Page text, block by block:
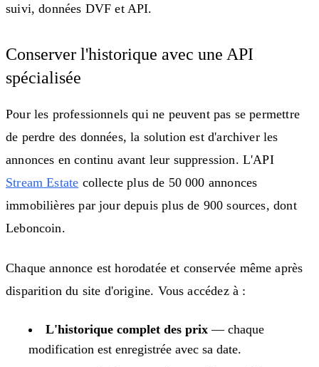
suivi, données DVF et API.
Conserver l'historique avec une API
spécialisée
Pour les professionnels qui ne peuvent pas se permettre
de perdre des données, la solution est d'archiver les
annonces en continu avant leur suppression. L'API
Stream Estate collecte plus de 50 000 annonces
immobilières par jour depuis plus de 900 sources, dont
Leboncoin.
Chaque annonce est horodatée et conservée même après
disparition du site d'origine. Vous accédez à :
L'historique complet des prix — chaque
modification est enregistrée avec sa date.